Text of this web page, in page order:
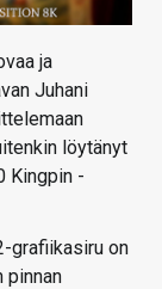
ja
Juhani
löytänyt
Kingpin -
grafiikasiru on
pinnan